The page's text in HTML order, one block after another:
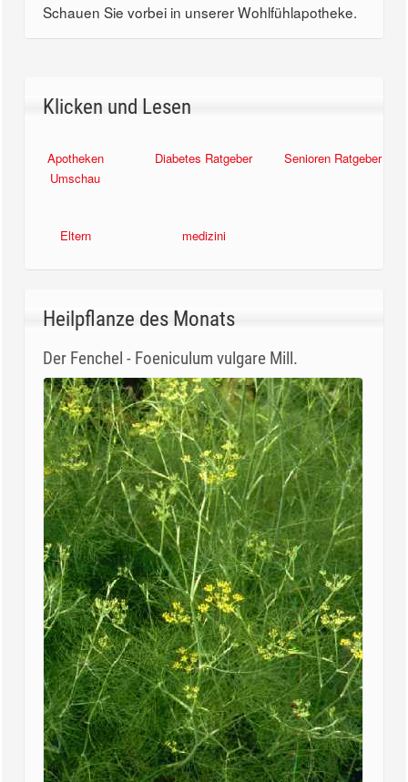
Schauen Sie vorbei in unserer Wohlfühlapotheke.
Klicken und Lesen
Apotheken
Umschau
Diabetes Ratgeber Senioren Ratgeber
Eltern medizini
Heilpflanze des Monats
Der Fenchel - Foeniculum vulgare Mill.